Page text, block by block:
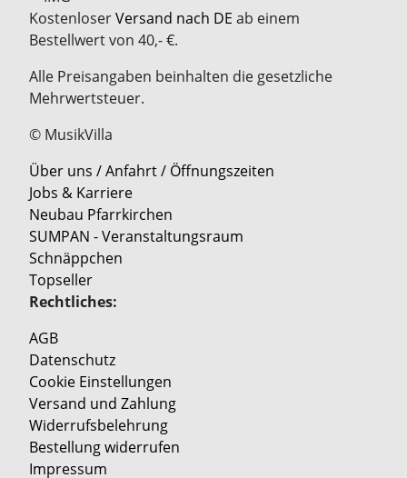
KostenloserVersand nach DE ab einem
Bestellwert von 40,- €.
Alle Preisangaben beinhalten die gesetzliche
Mehrwertsteuer.
© MusikVilla
Über uns / Anfahrt / Öffnungszeiten
Jobs & Karriere
Neubau Pfarrkirchen
SUMPAN - Veranstaltungsraum
Schnäppchen
Topseller
Rechtliches:
AGB
Datenschutz
Cookie Einstellungen
Versand und Zahlung
Widerrufsbelehrung
Bestellung widerrufen
Impressum